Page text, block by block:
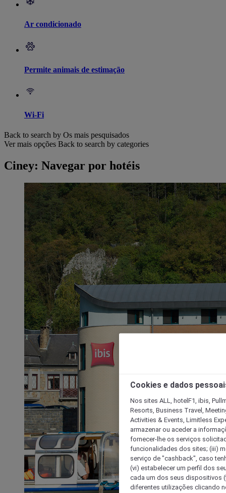
Ar condicionado
Permite animais de estimação
Wi-Fi
Back to search by Os mais pesquisados
Ver mais opções Back to search by categories
Ciney: Navegar por hotéis
Cookies e dados
Nos sites ALL, hotelF1, ibis,
Resorts, Business Travel,
Activities & Events, Limitless
armazenar ou aceder a
fornecer-lhe os serviços
funcionalidades dos sites; (iii)
serviço de "cashback", caso
(vi) estabelecer um perfil dos
cada um dos seus dispositivos
diferentes utilizações clicando